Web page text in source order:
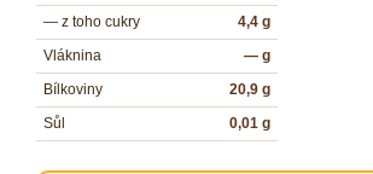
— z toho cukry
4,4 g
Vláknina
— g
Bílkoviny
20,9 g
Sůl
0,01 g